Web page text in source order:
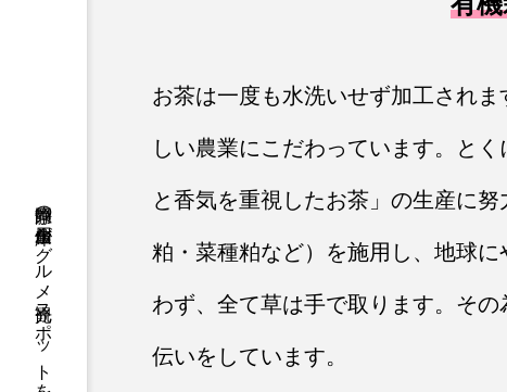
静岡県の信用金庫がグルメ観光スポットを紹介
お茶は一度も水洗いせず加工され
しい農業にこだわっています。と
と香気を重視したお茶」の生産に
粕・菜種粕など）を施用し、地球
わず、全て草は手で取ります。そ
伝いをしています。